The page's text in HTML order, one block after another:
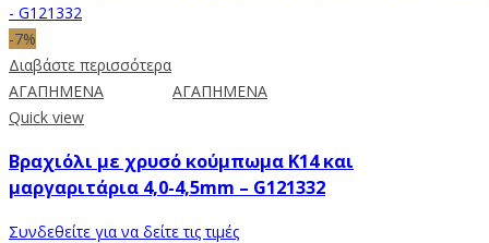
-7%
Διαβάστε περισσότερα
ΑΓΑΠΗΜΕΝΑ
ΑΓΑΠΗΜΕΝΑ
Quick view
Βραχιόλι με χρυσό κούμπωμα Κ14 και
μαργαριτάρια 4,0-4,5mm – G121332
Συνδεθείτε για να δείτε τις τιμές